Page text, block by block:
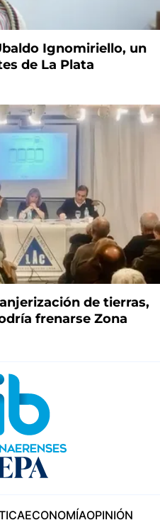
Ignomiriello, un
de La Plata
de tierras,
frenarse Zona
ECONOMÍAOPINIÓN